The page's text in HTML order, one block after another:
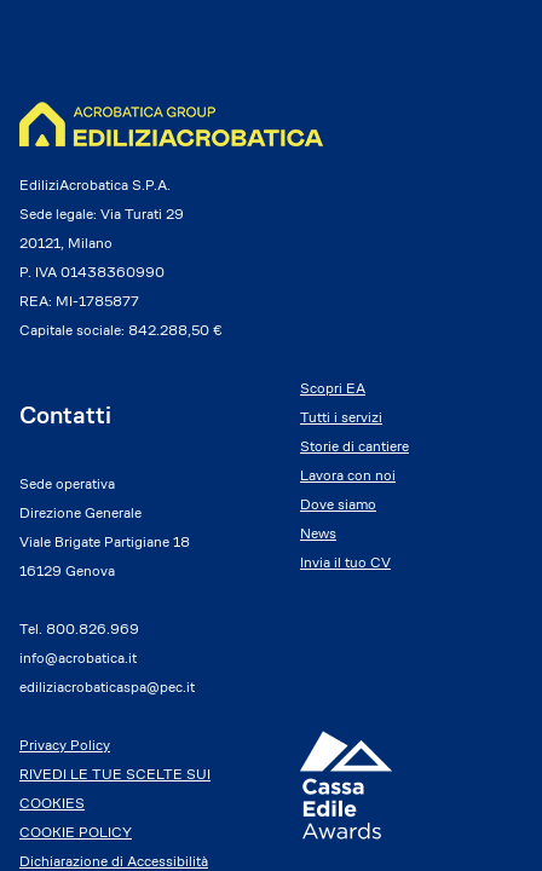
EdiliziAcrobatica S.P.A.
Sede legale: Via Turati 29
20121, Milano
P. IVA 01438360990
REA: MI-1785877
Capitale sociale: 842.288,50 €
Contatti
Sede operativa
Direzione Generale
Viale Brigate Partigiane 18
16129 Genova
Tel. 800.826.969
info@acrobatica.it
ediliziacrobaticaspa@pec.it
Scopri EA
Tutti i servizi
Storie di cantiere
Lavora con noi
Dove siamo
News
Invia il tuo CV
Privacy Policy
RIVEDI LE TUE SCELTE SUI
COOKIES
COOKIE POLICY
Dichiarazione di Accessibilità